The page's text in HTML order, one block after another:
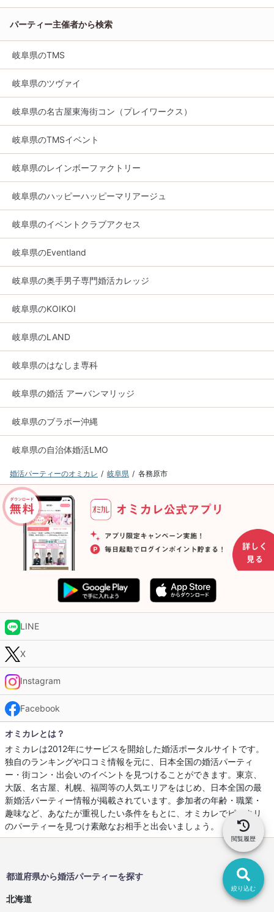
絞り込む
閲覧履歴
パーティー主催者から検索
岐阜県のTMS
岐阜県のツヴァイ
岐阜県の名古屋東海街コン（プレイワークス）
岐阜県のTMSイベント
岐阜県のレインボーファクトリー
岐阜県のハッピーハッピーマリアージュ
岐阜県のイベントクラブアクセス
岐阜県のEventland
岐阜県の奥手男子専門婚活カレッジ
岐阜県のKOIKOI
岐阜県のLAND
岐阜県のはなしま専科
岐阜県の婚活 アーバンマリッジ
岐阜県のブラボー沖縄
岐阜県の自治体婚活LMO
婚活パーティーのオミカレ 岐阜県 各務原市
LINE
X
Instagram
Facebook
オミカレとは？
オミカレは2012年にサービスを開始した婚活ポータルサイトです。
独自のランキングや口コミ情報を元に、日本全国の婚活パーティ
ー・街コン・出会いのイベントを見つけることができます。東京、
大阪、名古屋、札幌、福岡等の人気エリアをはじめ、日本全国の最
新婚活パーティー情報が掲載されています。参加者の年齢・職業・
趣味など、あなたが重視したい条件をもとに、オミカレでピッタリ
のパーティーを見つけ素敵なお相手と出会いましょう。
都道府県から婚活パーティーを探す
北海道